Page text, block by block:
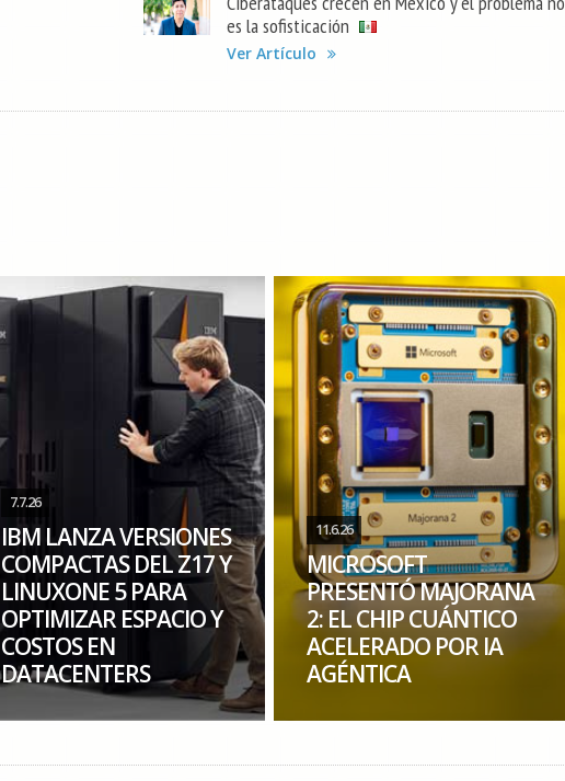
es la sofisticación
Ver Artículo
7.7.26
IBM LANZA VERSIONES
COMPACTAS DEL Z17 Y
LINUXONE 5 PARA
OPTIMIZAR ESPACIO Y
COSTOS EN
DATACENTERS
11.6.26
MICROSOFT
PRESENTÓ MAJORANA
2: EL CHIP CUÁNTICO
ACELERADO POR IA
AGÉNTICA